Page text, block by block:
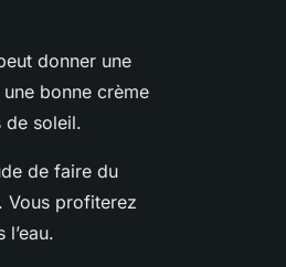
donner une
bonne crème
de soleil.
de faire du
Vous profiterez